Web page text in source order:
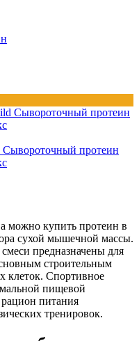
протеин
можно купить протеин в
сухой мышечной массы.
предназначены для
строительным
клеток. Спортивное
пищевой
питания
тренировок.